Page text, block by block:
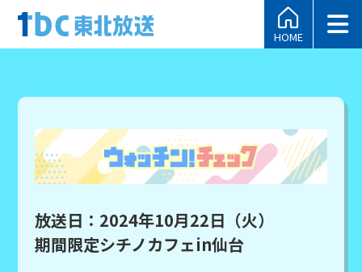
HOME
放送日：2024年10月22日（火）
期間限定シチノカフェin仙台